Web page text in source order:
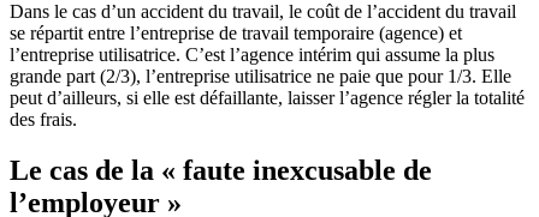
Dans le cas d’un accident du travail, le coût de l’accident du travail
se répartit entre l’entreprise de travail temporaire (agence) et
l’entreprise utilisatrice. C’est l’agence intérim qui assume la plus
grande part (2/3), l’entreprise utilisatrice ne paie que pour 1/3. Elle
peut d’ailleurs, si elle est défaillante, laisser l’agence régler la totalité
des frais.
Le cas de la « faute inexcusable de
l’employeur »